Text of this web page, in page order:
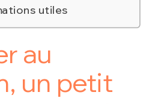
utiles
au
un petit